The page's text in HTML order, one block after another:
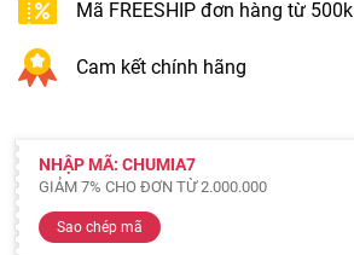
Mã FREESHIP đơn hàng từ 500k
Cam kết chính hãng
NHẬP MÃ: CHUMIA7
GIẢM 7% CHO ĐƠN TỪ 2.000.000
Sao chép mã